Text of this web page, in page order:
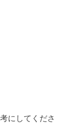
にしてくださ